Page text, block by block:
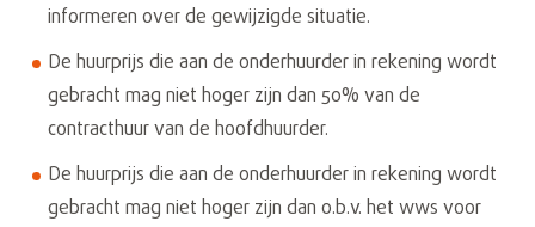
informeren over de gewijzigde situatie.
De huurprijs die aan de onderhuurder in rekening wordt
gebracht mag niet hoger zijn dan 50% van de
contracthuur van de hoofdhuurder.
De huurprijs die aan de onderhuurder in rekening wordt
gebracht mag niet hoger zijn dan o.b.v. het wws voor